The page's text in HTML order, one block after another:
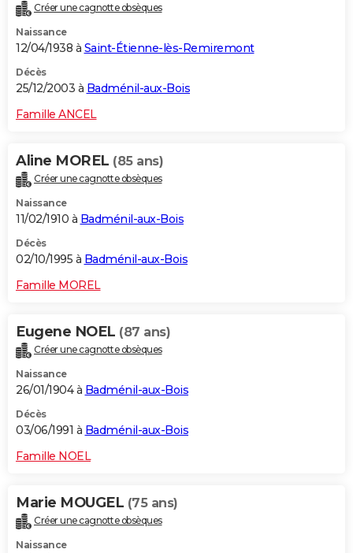
Créer une cagnotte obsèques
Naissance
12/04/1938 à Saint-Étienne-lès-Remiremont
Décès
25/12/2003 à Badménil-aux-Bois
Famille ANCEL
Aline MOREL (85 ans)
Créer une cagnotte obsèques
Naissance
11/02/1910 à Badménil-aux-Bois
Décès
02/10/1995 à Badménil-aux-Bois
Famille MOREL
Eugene NOEL (87 ans)
Créer une cagnotte obsèques
Naissance
26/01/1904 à Badménil-aux-Bois
Décès
03/06/1991 à Badménil-aux-Bois
Famille NOEL
Marie MOUGEL (75 ans)
Créer une cagnotte obsèques
Naissance